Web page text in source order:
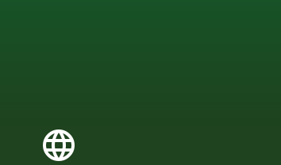
language